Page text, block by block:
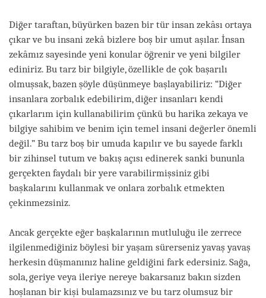
Diğer taraftan, büyürken bazen bir tür insan zekâsı ortaya
çıkar ve bu insani zekâ bizlere boş bir umut aşılar. İnsan
zekâmız sayesinde yeni konular öğrenir ve yeni bilgiler
ediniriz. Bu tarz bir bilgiyle, özellikle de çok başarılı
olmuşsak, bazen şöyle düşünmeye başlayabiliriz: “Diğer
insanlara zorbalık edebilirim, diğer insanları kendi
çıkarlarım için kullanabilirim çünkü bu harika zekaya ve
bilgiye sahibim ve benim için temel insani değerler önemli
değil.” Bu tarz boş bir umuda kapılır ve bu sayede farklı
bir zihinsel tutum ve bakış açısı edinerek sanki bununla
gerçekten faydalı bir yere varabilirmişsiniz gibi
başkalarını kullanmak ve onlara zorbalık etmekten
çekinmezsiniz.
Ancak gerçekte eğer başkalarının mutluluğu ile zerrece
ilgilenmediğiniz böylesi bir yaşam sürerseniz yavaş yavaş
herkesin düşmanınız haline geldiğini fark edersiniz. Sağa,
sola, geriye veya ileriye nereye bakarsanız bakın sizden
hoşlanan bir kişi bulamazsınız ve bu tarz olumsuz bir